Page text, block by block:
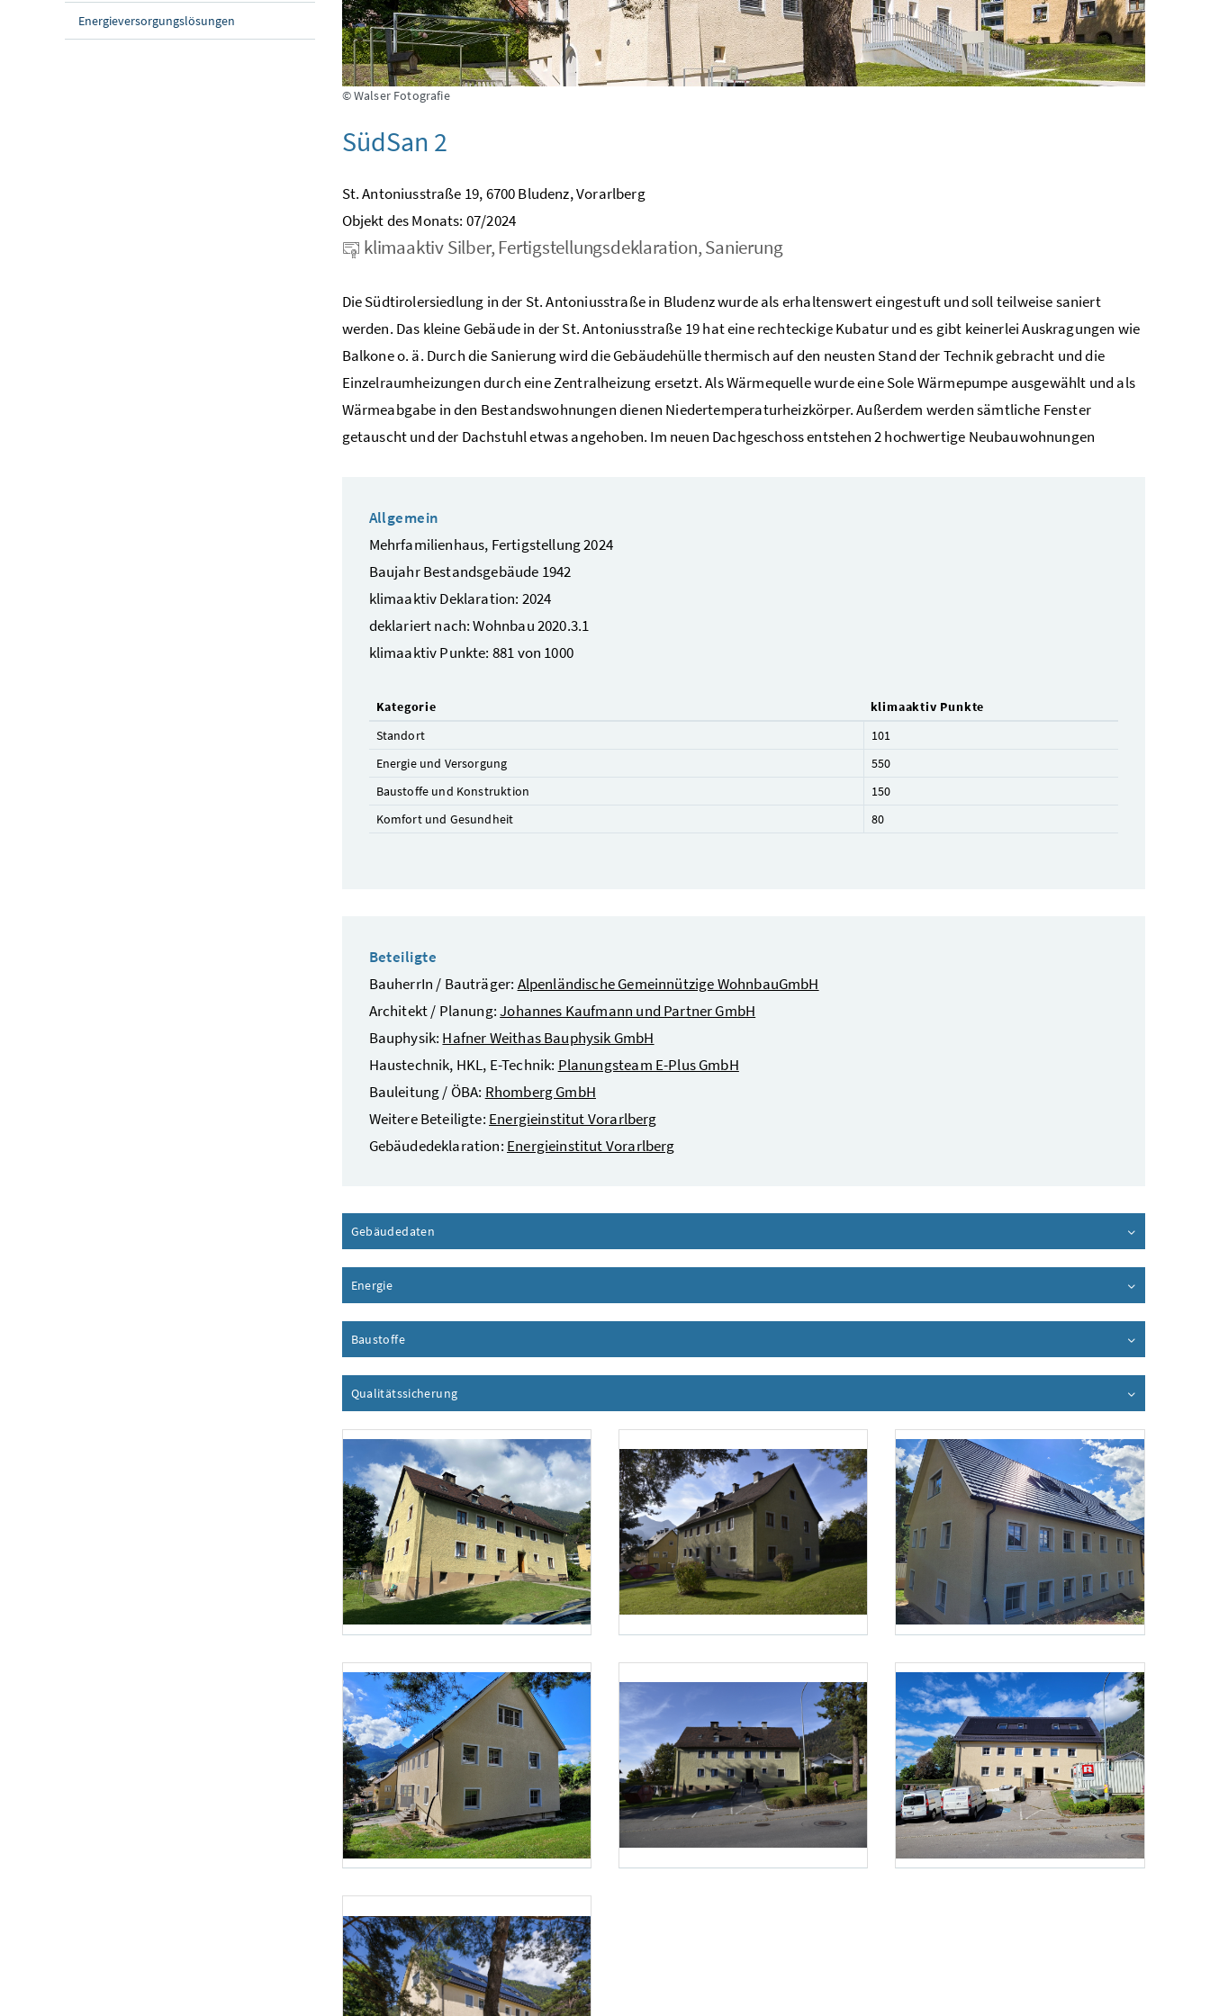
Energieversorgungslösungen
© Walser Fotografie
SüdSan 2
St. Antoniusstraße 19, 6700 Bludenz, Vorarlberg
Objekt des Monats: 07/2024
klimaaktiv Silber, Fertigstellungsdeklaration, Sanierung
Die Südtirolersiedlung in der St. Antoniusstraße in Bludenz wurde als erhaltenswert eingestuft und soll teilweise saniert
werden. Das kleine Gebäude in der St. Antoniusstraße 19 hat eine rechteckige Kubatur und es gibt keinerlei Auskragungen wie
Balkone o. ä. Durch die Sanierung wird die Gebäudehülle thermisch auf den neusten Stand der Technik gebracht und die
Einzelraumheizungen durch eine Zentralheizung ersetzt. Als Wärmequelle wurde eine Sole Wärmepumpe ausgewählt und als
Wärmeabgabe in den Bestandswohnungen dienen Niedertemperaturheizkörper. Außerdem werden sämtliche Fenster
getauscht und der Dachstuhl etwas angehoben. Im neuen Dachgeschoss entstehen 2 hochwertige Neubauwohnungen
Allgemein
Mehrfamilienhaus, Fertigstellung 2024
Baujahr Bestandsgebäude 1942
klimaaktiv Deklaration: 2024
deklariert nach: Wohnbau 2020.3.1
klimaaktiv Punkte: 881 von 1000
Kategorie
klimaaktiv Punkte
Standort
101
Energie und Versorgung
550
Baustoffe und Konstruktion
150
Komfort und Gesundheit
80
Beteiligte
BauherrIn / Bauträger: Alpenländische Gemeinnützige WohnbauGmbH
Architekt / Planung:Johannes Kaufmann und Partner GmbH
Bauphysik: Hafner Weithas Bauphysik GmbH
Haustechnik, HKL, E-Technik: Planungsteam E-Plus GmbH
Bauleitung / ÖBA: Rhomberg GmbH
Weitere Beteiligte: Energieinstitut Vorarlberg
Gebäudedeklaration: Energieinstitut Vorarlberg
Gebäudedaten
Energie
BaustoffeInhalt aufklappen
Qualitätssicherung
Foto 2: Energieinstitut Vorarlberg
Foto 5: Energieinstitut Vorarlberg